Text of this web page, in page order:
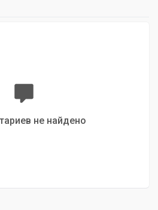
не найдено